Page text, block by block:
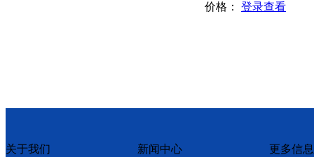
价格： 登录查看
关于我们 新闻中心 更多信息